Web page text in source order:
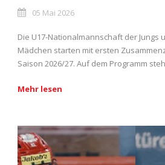
05 Mai 2026
Die U17-Nationalmannschaft der Jungs
Mädchen starten mit ersten
Saison 2026/27. Auf dem Programm
Mehr lesen